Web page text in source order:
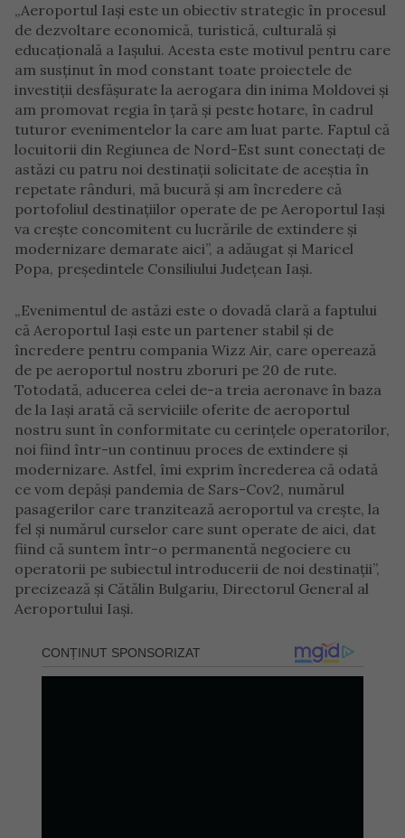
„Aeroportul Iași este un obiectiv strategic în procesul
de dezvoltare economică, turistică, culturală și
educațională a Iașului. Acesta este motivul pentru care
am susținut în mod constant toate proiectele de
investiții desfășurate la aerogara din inima Moldovei și
am promovat regia în țară și peste hotare, în cadrul
tuturor evenimentelor la care am luat parte. Faptul că
locuitorii din Regiunea de Nord-Est sunt conectați de
astăzi cu patru noi destinații solicitate de aceștia în
repetate rânduri, mă bucură și am încredere că
portofoliul destinațiilor operate de pe Aeroportul Iași
va crește concomitent cu lucrările de extindere și
modernizare demarate aici”, a adăugat și Maricel
Popa, președintele Consiliului Județean Iași.
„Evenimentul de astăzi este o dovadă clară a faptului
că Aeroportul Iași este un partener stabil și de
încredere pentru compania Wizz Air, care operează
de pe aeroportul nostru zboruri pe 20 de rute.
Totodată, aducerea celei de-a treia aeronave în baza
de la Iași arată că serviciile oferite de aeroportul
nostru sunt în conformitate cu cerințele operatorilor,
noi fiind într-un continuu proces de extindere și
modernizare. Astfel, îmi exprim încrederea că odată
ce vom depăși pandemia de Sars-Cov2, numărul
pasagerilor care tranzitează aeroportul va crește, la
fel și numărul curselor care sunt operate de aici, dat
fiind că suntem într-o permanentă negociere cu
operatorii pe subiectul introducerii de noi destinații”,
precizează și Cătălin Bulgariu, Directorul General al
Aeroportului Iași.